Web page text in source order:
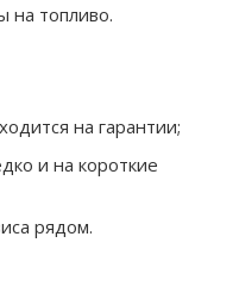
на топливо.
на гарантии;
и на короткие
рядом.